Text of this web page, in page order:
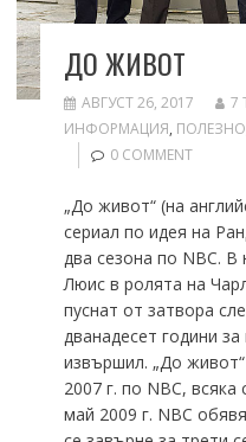
ДО ЖИВОТ
АВГУСТ 26, 2017
7
ИНФОРМАЦИЯ, ПОЛЕЗНО
0 COMMENT
„До живот“ (на
сериал по идея на
два сезона по NBC.
Люис в ролята на
пуснат от затвора
дванадесет години
извършил. „До
2007 г. по NBC,
май 2009 г. NBC